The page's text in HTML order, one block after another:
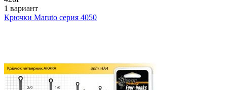
1 вариант
Крючки Maruto серия 4050